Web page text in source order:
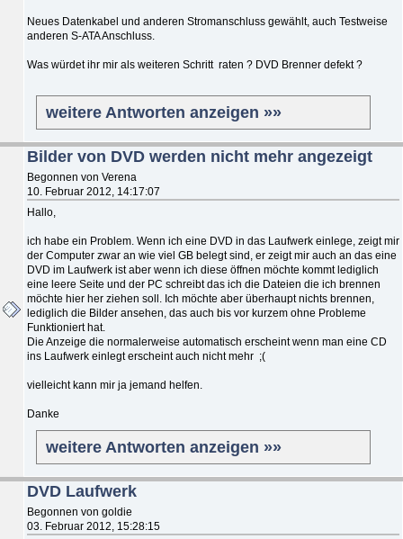
Neues Datenkabel und anderen Stromanschluss gewählt, auch Testweise
anderen S-ATA Anschluss.
Was würdet ihr mir als weiteren Schritt raten ? DVD Brenner defekt ?
weitere Antworten anzeigen »»
Bilder von DVD werden nicht mehr angezeigt
Begonnen von Verena
10. Februar 2012, 14:17:07
Hallo,
ich habe ein Problem. Wenn ich eine DVD in das Laufwerk einlege, zeigt mir
der Computer zwar an wie viel GB belegt sind, er zeigt mir auch an das eine
DVD im Laufwerk ist aber wenn ich diese öffnen möchte kommt lediglich
eine leere Seite und der PC schreibt das ich die Dateien die ich brennen
möchte hier her ziehen soll. Ich möchte aber überhaupt nichts brennen,
lediglich die Bilder ansehen, das auch bis vor kurzem ohne Probleme
Funktioniert hat.
Die Anzeige die normalerweise automatisch erscheint wenn man eine CD
ins Laufwerk einlegt erscheint auch nicht mehr ;(
vielleicht kann mir ja jemand helfen.
Danke
weitere Antworten anzeigen »»
DVD Laufwerk
Begonnen von goldie
03. Februar 2012, 15:28:15